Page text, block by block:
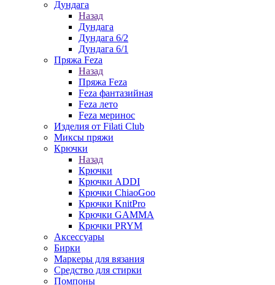
Дундага
Назад
Дундага
Дундага 6/2
Дундага 6/1
Пряжа Feza
Назад
Пряжа Feza
Feza фантазийная
Feza лето
Feza меринос
Изделия от Filati Club
Миксы пряжи
Крючки
Назад
Крючки
Крючки ADDI
Крючки ChiaoGoo
Крючки KnitPro
Крючки GAMMA
Крючки PRYM
Аксессуары
Бирки
Маркеры для вязания
Средство для стирки
Помпоны